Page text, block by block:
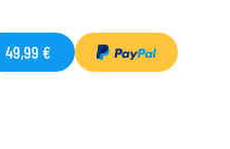
49,99 €